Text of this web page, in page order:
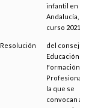
infantil en
Andalucía, para
curso 2021-2022
Resolución
del consejero
Educación y
Formación
Profesional por
la que se
convocan